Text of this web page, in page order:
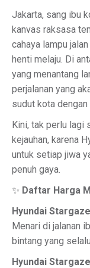
Jakarta, sang ibu
kanvas raksasa
cahaya lampu
henti melaju. Di
yang menantang
perjalanan yang
sudut kota dengan
Kini, tak perlu lagi
kejauhan, karena
untuk setiap jiwa
penuh gaya.
✨ Daftar Harga
Hyundai
Menari di jalanan
bintang yang
Hyundai